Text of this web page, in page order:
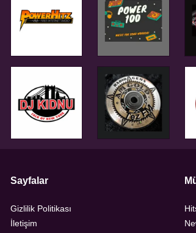
Sayfalar
Gizlilik Politikası
İletişim